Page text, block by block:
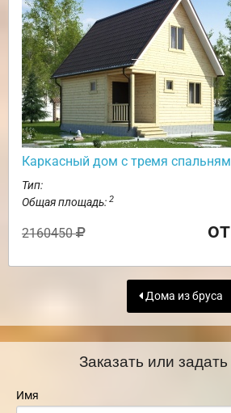
Каркасный дом с тремя
Тип:
Общая площадь: 2
2160450
Дома из бруса
Заказать или
Имя